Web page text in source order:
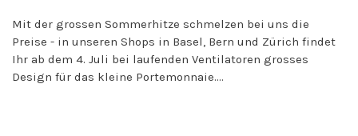
Mit der grossen Sommerhitze schmelzen bei uns die
Preise - in unseren Shops in Basel, Bern und Zürich findet
Ihr ab dem 4. Juli bei laufenden Ventilatoren grosses
Design für das kleine Portemonnaie....